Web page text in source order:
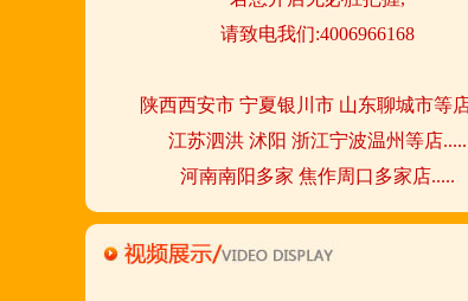
请致电我们:4006966168
江苏泗洪 沭阳 浙江宁波温州等店.....
河南南阳多家 焦作周口多家店.....
郑州港区 许昌洛阳开封多家店.....
河北石家庄 唐山迁安多家店.....
安徽亳州清真店 湖北襄阳店.....